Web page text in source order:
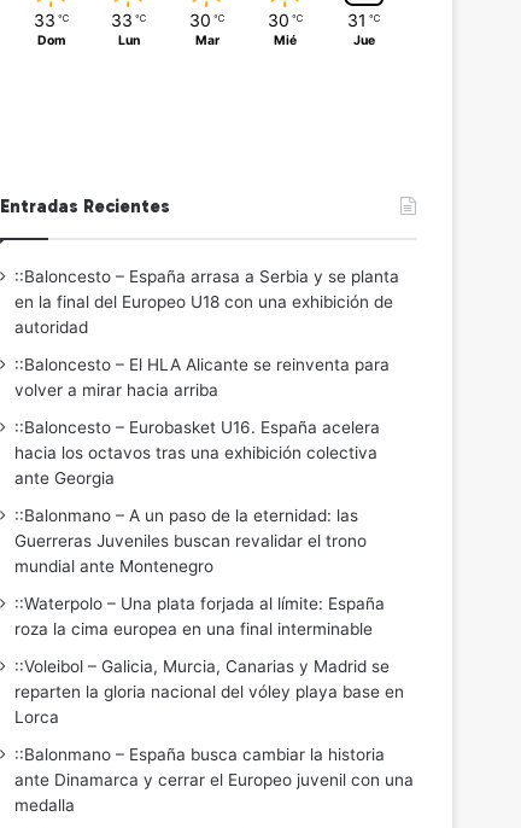
33 ℃
Dom
33 ℃
Lun
30 ℃
Mar
30 ℃
Mié
31 ℃
Jue
Entradas Recientes
::Baloncesto – España arrasa a Serbia y se planta
en la final del Europeo U18 con una exhibición de
autoridad
::Baloncesto – El HLA Alicante se reinventa para
volver a mirar hacia arriba
::Baloncesto – Eurobasket U16. España acelera
hacia los octavos tras una exhibición colectiva
ante Georgia
::Balonmano – A un paso de la eternidad: las
Guerreras Juveniles buscan revalidar el trono
mundial ante Montenegro
::Waterpolo – Una plata forjada al límite: España
roza la cima europea en una final interminable
::Voleibol – Galicia, Murcia, Canarias y Madrid se
reparten la gloria nacional del vóley playa base en
Lorca
::Balonmano – España busca cambiar la historia
ante Dinamarca y cerrar el Europeo juvenil con una
medalla